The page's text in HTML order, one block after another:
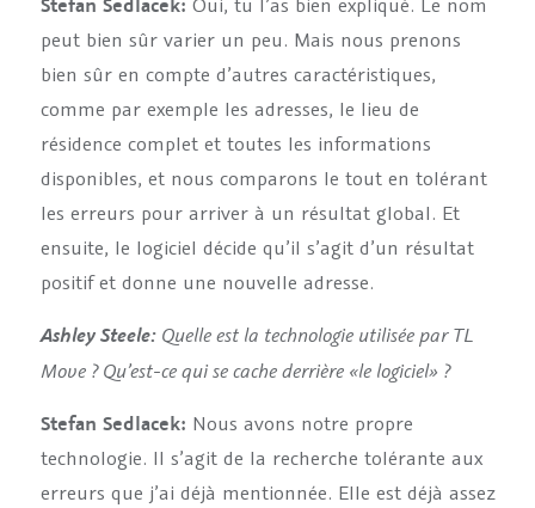
peut bien sûr varier un peu. Mais nous prenons
bien sûr en compte d’autres caractéristiques,
comme par exemple les adresses, le lieu de
résidence complet et toutes les informations
disponibles, et nous comparons le tout en tolérant
les erreurs pour arriver à un résultat global. Et
ensuite, le logiciel décide qu’il s’agit d’un résultat
positif et donne une nouvelle adresse.
Ashley Steele: Quelle est la technologie utilisée par TL
Move ? Qu’est-ce qui se cache derrière «le logiciel» ?
Stefan Sedlacek: Nous avons notre propre
technologie. Il s’agit de la recherche tolérante aux
erreurs que j’ai déjà mentionnée. Elle est déjà assez